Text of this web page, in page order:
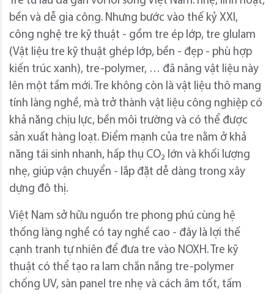
bền và dễ gia công. Nhưng bước vào thế kỷ XXI,
công nghệ tre kỹ thuật - gồm tre ép lớp, tre glulam
(Vật liệu tre kỹ thuật ghép lớp, bền - đẹp - phù hợp
kiến trúc xanh), tre-polymer, … đã nâng vật liệu này
lên một tầm mới. Tre không còn là vật liệu thô mang
tính làng nghề, mà trở thành vật liệu công nghiệp có
khả năng chịu lực, bền môi trường và có thể được
sản xuất hàng loạt. Điểm mạnh của tre nằm ở khả
năng tái sinh nhanh, hấp thụ CO₂ lớn và khối lượng
nhẹ, giúp vận chuyển - lắp đặt dễ dàng trong xây
dựng đô thị.
Việt Nam sở hữu nguồn tre phong phú cùng hệ
thống làng nghề có tay nghề cao - đây là lợi thế
cạnh tranh tự nhiên để đưa tre vào NOXH. Tre kỹ
thuật có thể tạo ra lam chắn nắng tre-polymer
chống UV, sàn panel tre nhẹ và cách âm tốt, tấm